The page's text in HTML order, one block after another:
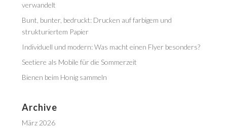
verwandelt
Bunt, bunter, bedruckt: Drucken auf farbigem und
strukturiertem Papier
Individuell und modern: Was macht einen Flyer besonders?
Seetiere als Mobile für die Sommerzeit
Bienen beim Honig sammeln
Archive
März 2026